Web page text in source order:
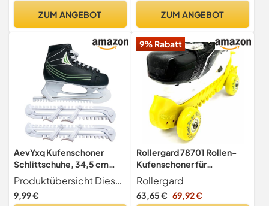
Erwachsene, Mit
ZUM ANGEBOT ZUM ANGEBOT
AevYxq Kufenschoner
Schlittschuhe, 34,5 cm
Größe in Weiß,
Rutschfester und
Verschleißfester
Produktübersicht Dieses Set enthält 1 Paar Kufenschoner Schlittschuhe in Weiß. Die Abmessungen betragen 34,5 cm x 6,5 cm x 1,8 cm. Hergestellt aus langlebigem PXC-Synthetikmaterial für zuverlässigen Schutz.
9,99 €
9% Rabatt
Rollergard 78701 Rollen-
Kufenschoner für
Eishockey-& Schlittschuhe
I Eishockeyschlittschuh-
Schutz I Kufenzubehör I One
Rollergard
63,65 € 69,92 €